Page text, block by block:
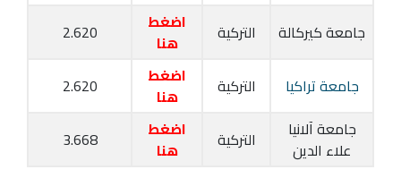
جامعة كيركالة
التركية
اضغط
هنا
2.620
جامعة تراكيا
التركية
اضغط
هنا
2.620
جامعة آلانيا
علاء الدين
التركية
اضغط
هنا
3.668